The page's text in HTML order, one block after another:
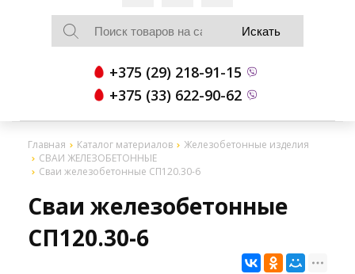
+375 (29) 218-91-15
+375 (33) 622-90-62
Главная Каталог материалов
Железобетонные изделия
СВАИ ЖЕЛЕЗОБЕТОННЫЕ
Сваи железобетонные СП120.30-6
Сваи железобетонные
СП120.30-6